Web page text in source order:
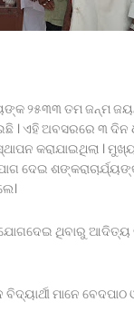
୨୫୩୩ ତମ ଜନ୍ମ
ଏହି ଅବସରରେ ୩ ଦିନ
କରାଯାଇଥିଲା ।
ଦେଇ
ଥିବାରୁ ଆଦିତ୍ୟ
ମାନେ